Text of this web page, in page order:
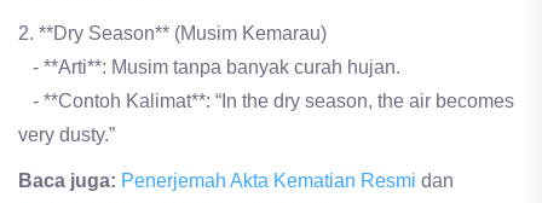
2. **Dry Season** (Musim Kemarau)
- **Arti**: Musim tanpa banyak curah hujan.
- **Contoh Kalimat**: “In the dry season, the air becomes
very dusty.”
Baca juga: Penerjemah Akta Kematian Resmi dan